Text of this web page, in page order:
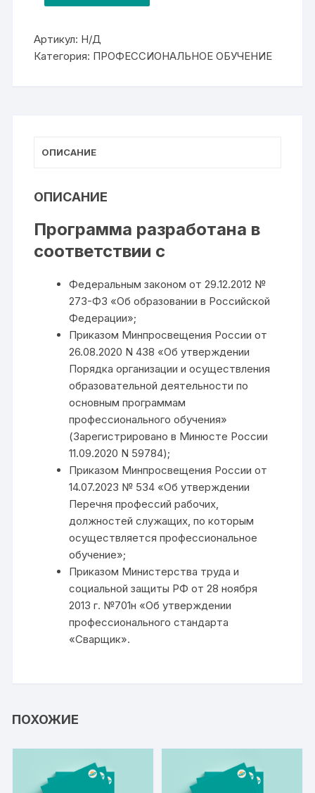
Слесарь
работ
Артикул: Н/Д
Категория: ПРОФЕССИОНАЛЬНОЕ ОБУЧЕНИЕ
ОПИСАНИЕ
ОПИСАНИЕ
Программа разработана в
соответствии с
Федеральным законом от 29.12.2012 №
273-ФЗ «Об образовании в Российской
Федерации»;
Приказом Минпросвещения России от
26.08.2020 N 438 «Об утверждении
Порядка организации и осуществления
образовательной деятельности по
основным программам
профессионального обучения»
(Зарегистрировано в Минюсте России
11.09.2020 N 59784);
Приказом Минпросвещения России от
14.07.2023 № 534 «Об утверждении
Перечня профессий рабочих,
должностей служащих, по которым
осуществляется профессиональное
обучение»;
Приказом Министерства труда и
социальной защиты РФ от 28 ноября
2013 г. №701н «Об утверждении
профессионального стандарта
«Сварщик».
ПОХОЖИЕ